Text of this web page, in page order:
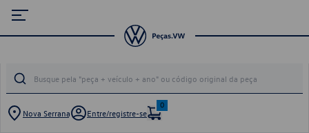
Nova Serrana Entre/registre-se
0